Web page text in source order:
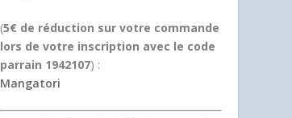
(5€ de réduction sur votre commande
lors de votre inscription avec le code
parrain 1942107) :
Mangatori